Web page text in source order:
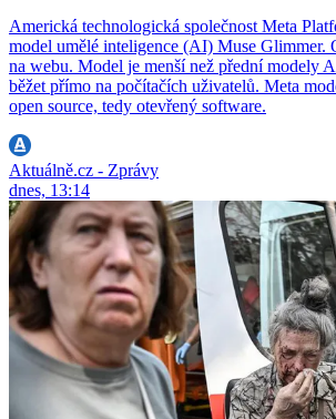
Americká technologická společnost Meta
model umělé inteligence (AI) Muse Glimmer.
na webu. Model je menší než přední modely
běžet přímo na počítačích uživatelů. Meta
open source, tedy otevřený software.
Aktuálně.cz - Zprávy
dnes, 13:14